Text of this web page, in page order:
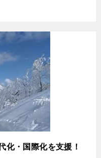
化・国際化を支援！